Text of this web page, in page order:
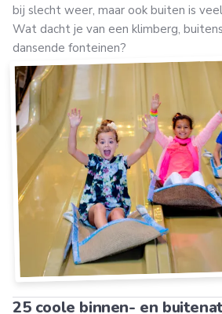
bij slecht weer, maar ook buiten is
Wat dacht je van een klimberg,
dansende fonteinen?
25 coole binnen- en